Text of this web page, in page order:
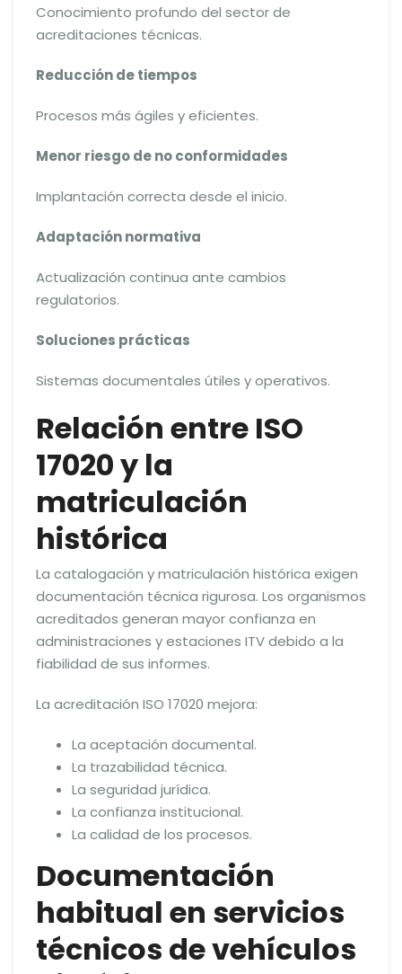
Conocimiento profundo del sector de
acreditaciones técnicas.
Reducción de tiempos
Procesos más ágiles y eficientes.
Menor riesgo de no conformidades
Implantación correcta desde el inicio.
Adaptación normativa
Actualización continua ante cambios
regulatorios.
Soluciones prácticas
Sistemas documentales útiles y operativos.
Relación entre ISO
17020 y la
matriculación
histórica
La catalogación y matriculación histórica exigen
documentación técnica rigurosa. Los organismos
acreditados generan mayor confianza en
administraciones y estaciones ITV debido a la
fiabilidad de sus informes.
La acreditación ISO 17020 mejora:
La aceptación documental.
La trazabilidad técnica.
La seguridad jurídica.
La confianza institucional.
La calidad de los procesos.
Documentación
habitual en servicios
técnicos de vehículos